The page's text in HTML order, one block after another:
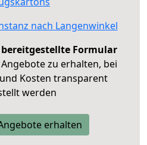
nach Langenwinkel
Formular
zu erhalten, bei
Kosten transparent
werden
erhalten